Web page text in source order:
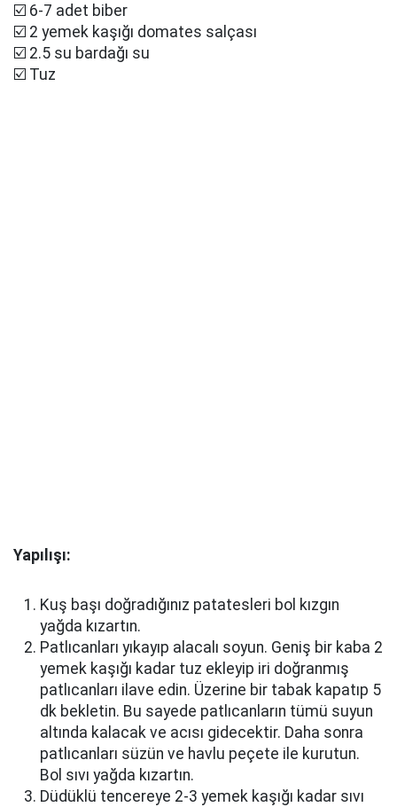
☑️ 6-7 adet biber
☑️ 2 yemek kaşığı domates salçası
☑️ 2.5 su bardağı su
☑️ Tuz
Yapılışı:
Kuş başı doğradığınız patatesleri bol kızgın
yağda kızartın.
Patlıcanları yıkayıp alacalı soyun. Geniş bir kaba 2
yemek kaşığı kadar tuz ekleyip iri doğranmış
patlıcanları ilave edin. Üzerine bir tabak kapatıp 5
dk bekletin. Bu sayede patlıcanların tümü suyun
altında kalacak ve acısı gidecektir. Daha sonra
patlıcanları süzün ve havlu peçete ile kurutun.
Bol sıvı yağda kızartın.
Düdüklü tencereye 2-3 yemek kaşığı kadar sıvı